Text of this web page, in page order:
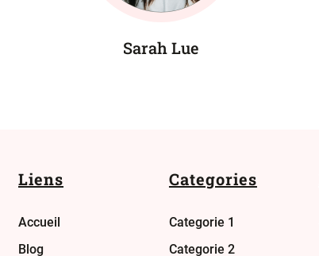
Sarah Lue
Liens
Accueil
Blog
Categories
Categorie 1
Categorie 2